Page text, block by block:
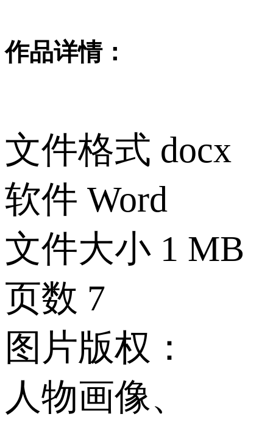
作品详情：
文件格式 docx
软件 Word
文件大小 1 MB
页数 7
图片版权：
人物画像、